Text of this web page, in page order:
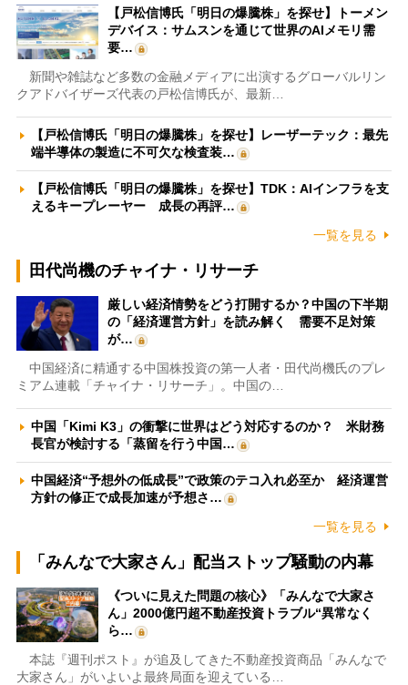
【戸松信博氏「明日の爆騰株」を探せ】トーメン
デバイス：サムスンを通じて世界のAIメモリ需
要…
新聞や雑誌など多数の金融メディアに出演するグローバルリン
クアドバイザーズ代表の戸松信博氏が、最新…
【戸松信博氏「明日の爆騰株」を探せ】レーザーテック：最先
端半導体の製造に不可欠な検査装…
【戸松信博氏「明日の爆騰株」を探せ】TDK：AIインフラを支
えるキープレーヤー 成長の再評…
一覧を見る
田代尚機のチャイナ・リサーチ
厳しい経済情勢をどう打開するか？中国の下半期
の「経済運営方針」を読み解く 需要不足対策
が…
中国経済に精通する中国株投資の第一人者・田代尚機氏のプレ
ミアム連載「チャイナ・リサーチ」。中国の…
中国「Kimi K3」の衝撃に世界はどう対応するのか？ 米財務
長官が検討する「蒸留を行う中国…
中国経済“予想外の低成長”で政策のテコ入れ必至か 経済運営
方針の修正で成長加速が予想さ…
一覧を見る
「みんなで大家さん」配当ストップ騒動の内幕
《ついに見えた問題の核心》「みんなで大家さ
ん」2000億円超不動産投資トラブル“異常なく
ら…
本誌『週刊ポスト』が追及してきた不動産投資商品「みんなで
大家さん」がいよいよ最終局面を迎えている…